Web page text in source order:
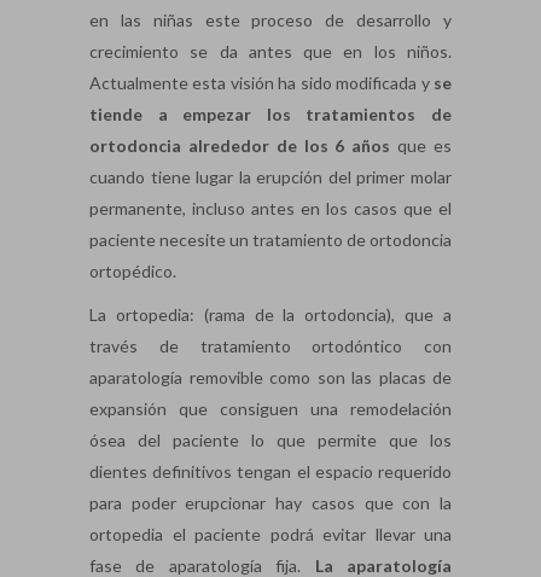
en las niñas este proceso de desarrollo y
crecimiento se da antes que en los niños.
Actualmente esta visión ha sido modificada y se
tiende a empezar los tratamientos de
ortodoncia alrededor de los 6 años que es
cuando tiene lugar la erupción del primer molar
permanente, incluso antes en los casos que el
paciente necesite un tratamiento de ortodoncia
ortopédico.
La ortopedia: (rama de la ortodoncia), que a
través de tratamiento ortodóntico con
aparatología removible como son las placas de
expansión que consiguen una remodelación
ósea del paciente lo que permite que los
dientes definitivos tengan el espacio requerido
para poder erupcionar hay casos que con la
ortopedia el paciente podrá evitar llevar una
fase de aparatología fija. La aparatología